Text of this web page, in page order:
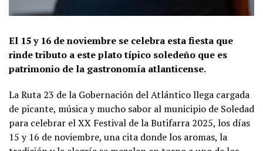
El 15 y 16 de noviembre se celebra esta fiesta que
rinde tributo a este plato típico soledeño que es
patrimonio de la gastronomía atlanticense.
La Ruta 23 de la Gobernación del Atlántico llega cargada
de picante, música y mucho sabor al municipio de Soledad
para celebrar el XX Festival de la Butifarra 2025, los días
15 y 16 de noviembre, una cita donde los aromas, la